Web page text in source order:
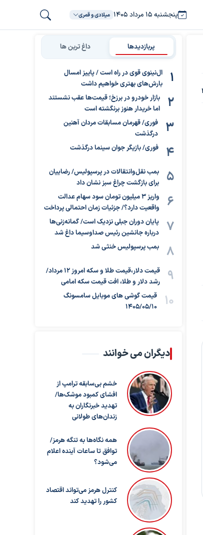
پنجشنبه ۱۵ مرداد ۱۴۰۵ میلادی و قمری
پربازدیدها داغ ترین ها
ال‌نینوی قوی در راه است / پاییز امسال
بارش‌های بهتری خواهیم داشت
بازار خودرو در برزخ؛ قیمت‌ها عقب نشستند
اما خریدار هنوز برنگشته است
فوری/ قهرمان مسابقات مردان آهنین
درگذشت
فوری/ بازیگر جوان سینما درگذشت
بمب نقل‌وانتقالات در پرسپولیس/ رضاییان
برای بازگشت چراغ سبز نشان داد
واریز ۳ میلیون تومان سود سهام عدالت
واقعیت دارد؟/ جزئیات زمان احتمالی پرداخت
پایان دوران جبلی نزدیک است/ گمانه‌زنی‌ها
درباره جانشین رئیس صداوسیما داغ شد
بمب پرسپولیس خنثی شد
قیمت دلار،قیمت طلا و سکه امروز ۱۲ مرداد/
رشد دلار و طلا، افت قیمت سکه امامی
قیمت گوشی های موبایل سامسونگ
1405/05/10
دیگران می خوانند
خشم بی‌سابقه ترامپ از
افشای کمبود موشک‌ها/
تهدید خبرنگاران به
زندان‌های طولانی
همه نگاه‌ها به تنگه هرمز/
توافق تا ساعات آینده اعلام
می‌شود؟
کنترل هرمز می‌تواند اقتصاد
کشور را تهدید کند